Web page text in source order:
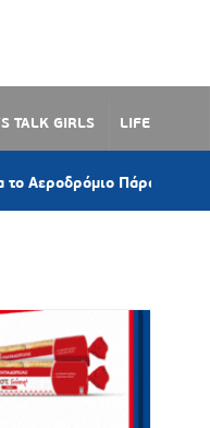
TALK GIRLS LIFE
– Η νησιωτικότητα